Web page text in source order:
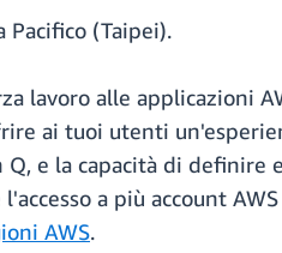
(Taipei).
lavoro alle applicazioni
ai tuoi utenti
e la capacità di definire
a più account
AWS.